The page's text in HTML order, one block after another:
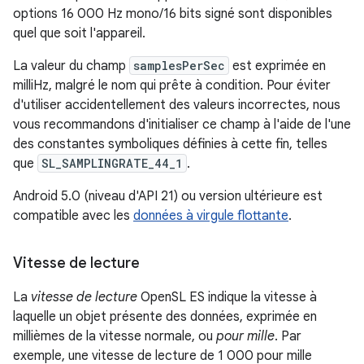
options 16 000 Hz mono/16 bits signé sont disponibles
quel que soit l'appareil.
La valeur du champ samplesPerSec est exprimée en
milliHz, malgré le nom qui prête à condition. Pour éviter
d'utiliser accidentellement des valeurs incorrectes, nous
vous recommandons d'initialiser ce champ à l'aide de l'une
des constantes symboliques définies à cette fin, telles
que SL_SAMPLINGRATE_44_1 .
Android 5.0 (niveau d'API 21) ou version ultérieure est
compatible avec les données à virgule flottante.
Vitesse de lecture
La vitesse de lecture OpenSL ES indique la vitesse à
laquelle un objet présente des données, exprimée en
millièmes de la vitesse normale, ou pour mille. Par
exemple, une vitesse de lecture de 1 000 pour mille